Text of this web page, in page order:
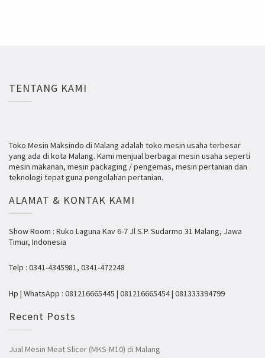
TENTANG KAMI
Toko Mesin Maksindo di Malang adalah toko mesin usaha terbesar
yang ada di kota Malang. Kami menjual berbagai mesin usaha seperti
mesin makanan, mesin packaging / pengemas, mesin pertanian dan
teknologi tepat guna pengolahan pertanian.
ALAMAT & KONTAK KAMI
Show Room : Ruko Laguna Kav 6-7 Jl S.P. Sudarmo 31 Malang, Jawa
Timur, Indonesia
Telp : 0341-4345981, 0341-472248
Hp | WhatsApp : 081216665445 | 081216665454 | 081333394799
Recent Posts
Jual Mesin Meat Slicer (MKS-M10) di Malang